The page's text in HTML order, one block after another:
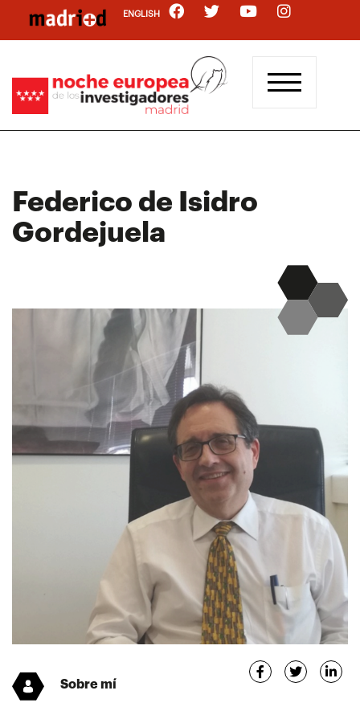
contenido
ENGLISH
Federico de Isidro
Gordejuela
Sobre mí